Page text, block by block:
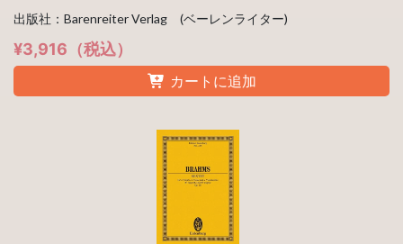
出版社：Barenreiter Verlag (ベーレンライター)
¥3,916（税込）
カートに追加